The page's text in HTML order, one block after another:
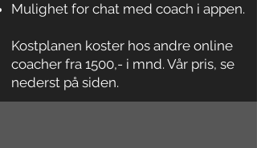
Mulighet for chat med coach i appen.
Kostplanen koster hos andre online
coacher fra 1500,- i mnd. Vår pris, se
nederst på siden.